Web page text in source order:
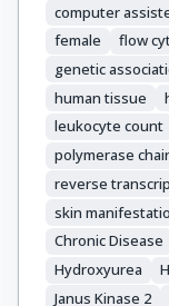
computer
female
flow
genetic
human tissue
leukocyte count
polymerase
reverse
skin
Chronic Disease
Hydroxyurea
Janus Kinase 2